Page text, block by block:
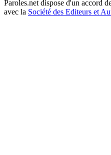
Paroles.net dispose d'un accord
avec la Société des Editeurs et